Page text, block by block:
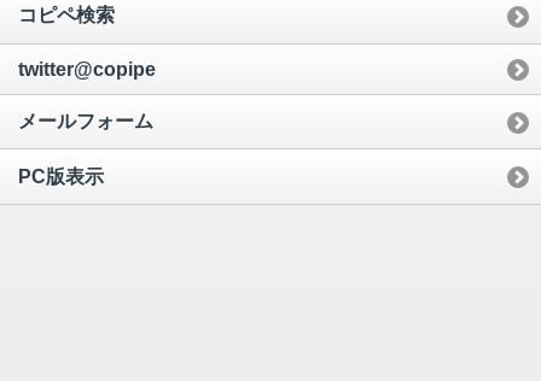
コピペ検索
twitter@copipe
メールフォーム
PC版表示